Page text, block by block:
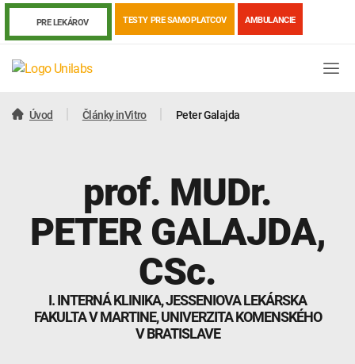
PRE LEKÁROV TESTY PRE SAMOPLATCOV AMBULANCIE
Genetika Covid-19 Žiadanky a tlačivá
Kortizol Odberová príručka
Úvod Články inVitro Peter Galajda
prof. MUDr.
PETER GALAJDA,
CSc.
I. INTERNÁ KLINIKA, JESSENIOVA LEKÁRSKA
FAKULTA V MARTINE, UNIVERZITA KOMENSKÉHO
V BRATISLAVE